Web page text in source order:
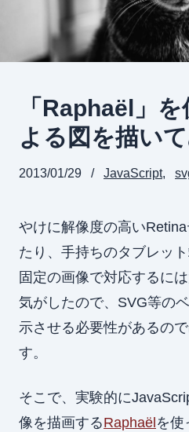
「Raphaël」
よる図を描い
2013/01/29 JavaScript
やけに解像度の高い
たり、手持ちのタブレッ
固定の画像で対応するに
気がしたので、SVG等の
示させる必要性があるの
す。
そこで、実験的に
像を描画するRaphaël を使